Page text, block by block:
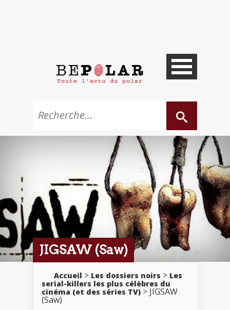
JIGSAW (Saw)
Accueil > Les dossiers noirs > Les
serial-killers les plus célèbres du
cinéma (et des séries TV) > JIGSAW
(Saw)